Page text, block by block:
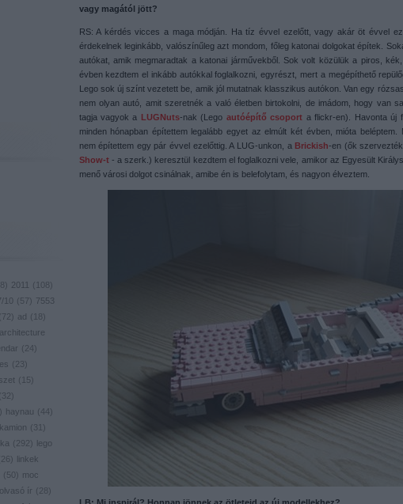
) 2011 ( 108 )
10 ( 57) 7553
72) ad ( 18 )
architecture
( 24)
( 23)
( 15)
32)
) haynau ( 44)
kamion ( 31
)
( 292)
lego
26 )
linkek
( 50) moc
olvasó ír ( 28 )
vagy magától jött?
RS: A kérdés vicces a maga módján. Ha tíz évvel ezelőtt, vagy akár öt évvel
érdekelnek leginkább, valószínűleg azt mondom, főleg katonai dolgokat építek.
autókat, amik megmaradtak a katonai járművekből. Sok volt közülük a piros,
évben kezdtem el inkább autókkal foglalkozni, egyrészt, mert a megépíthető
Lego sok új színt vezetett be, amik jól mutatnak klasszikus autókon. Van egy
nem olyan autó, amit szeretnék a való életben birtokolni, de imádom, hogy van
tagja vagyok a LUGNuts-nak (Lego autóépítő csoport a flickr-en). Havonta új
minden hónapban építettem legalább egyet az elmúlt két évben, mióta beléptem.
nem építettem egy pár évvel ezelőttig. A LUG-unkon, a Brickish-en (ők
Show-t- a szerk.) keresztül kezdtem el foglalkozni vele, amikor az Egyesült
menő városi dolgot csinálnak, amibe én is belefolytam, és nagyon élveztem.